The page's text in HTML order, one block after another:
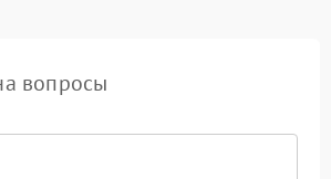
вопросы